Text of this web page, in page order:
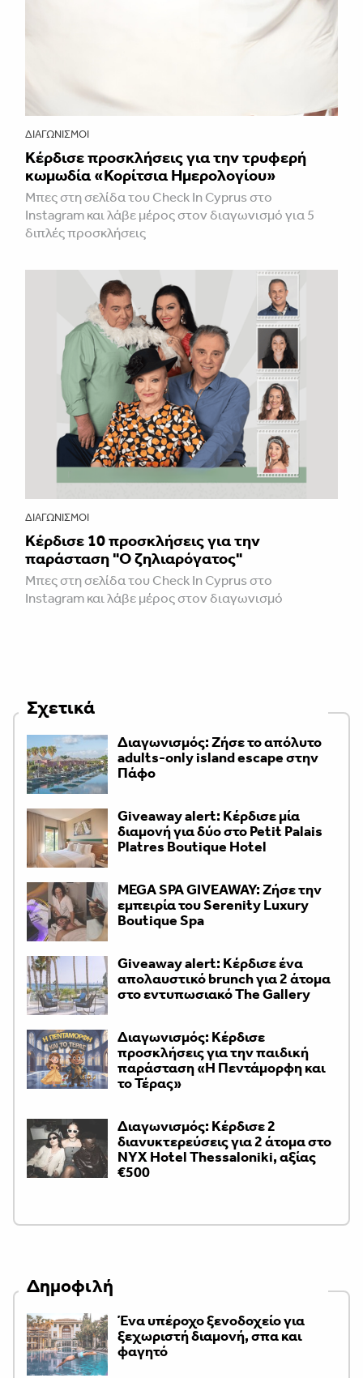
ΔΙΑΓΩΝΙΣΜΟΊ
Κέρδισε προσκλήσεις για την τρυφερή
κωμωδία «Κορίτσια Ημερολογίου»
Μπες στη σελίδα του Check In Cyprus στο
Instagram και λάβε μέρος στον διαγωνισμό για 5
διπλές προσκλήσεις
ΔΙΑΓΩΝΙΣΜΟΊ
Κέρδισε 10 προσκλήσεις για την
παράσταση "Ο ζηλιαρόγατος"
Μπες στη σελίδα του Check In Cyprus στο
Instagram και λάβε μέρος στον διαγωνισμό
Σχετικά
Διαγωνισμός: Ζήσε το απόλυτο
adults-only island escape στην
Πάφο
Giveaway alert: Κέρδισε μία
διαμονή για δύο στο Petit Palais
Platres Boutique Hotel
MEGA SPA GIVEAWAY: Ζήσε την
εμπειρία του Serenity Luxury
Boutique Spa
Giveaway alert: Κέρδισε ένα
απολαυστικό brunch για 2 άτομα
στο εντυπωσιακό The Gallery
Διαγωνισμός: Κέρδισε
προσκλήσεις για την παιδική
παράσταση «H Πεντάμορφη και
το Τέρας»
Διαγωνισμός: Κέρδισε 2
διανυκτερεύσεις για 2 άτομα στο
NYX Hotel Thessaloniki, αξίας
€500
Δημοφιλή
Ένα υπέροχο ξενοδοχείο για
ξεχωριστή διαμονή, σπα και
φαγητό